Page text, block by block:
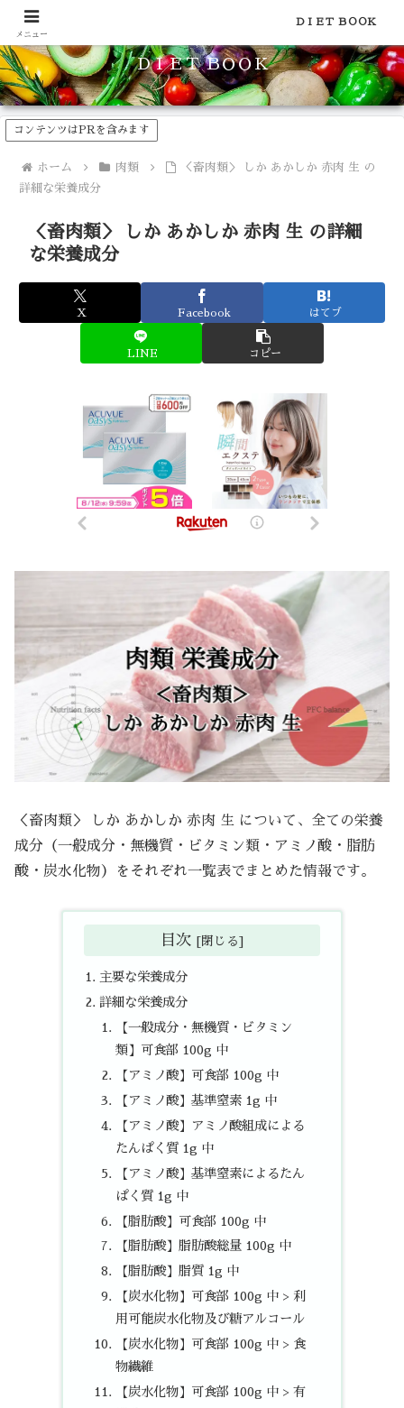
食品のカロリーや糖質などの栄養素がわかる！健康やダイエットに
ＤＩＥＴ ＢＯＯＫ
コンテンツはPRを含みます
ホーム 肉類
＜畜肉類＞ しか あかしか 赤肉 生 の
詳細な栄養成分
＜畜肉類＞ しか あかしか 赤肉 生 の詳細
な栄養成分
X Facebook はてブ
LINE コピー
＜畜肉類＞ しか あかしか 赤肉 生 について、全ての栄養
成分（一般成分・無機質・ビタミン類・アミノ酸・脂肪
酸・炭水化物）をそれぞれ一覧表でまとめた情報です。
目次
主要な栄養成分
詳細な栄養成分
【一般成分・無機質・ビタミン
類】可食部 100g 中
【アミノ酸】可食部 100g 中
【アミノ酸】基準窒素 1g 中
【アミノ酸】アミノ酸組成による
たんぱく質 1g 中
【アミノ酸】基準窒素によるたん
ぱく質 1g 中
【脂肪酸】可食部 100g 中
【脂肪酸】脂肪酸総量 100g 中
【脂肪酸】脂質 1g 中
【炭水化物】可食部 100g 中 > 利
用可能炭水化物及び糖アルコール
【炭水化物】可食部 100g 中 > 食
物繊維
【炭水化物】可食部 100g 中 > 有
メニュー
ＤＩＥＴ ＢＯＯＫ